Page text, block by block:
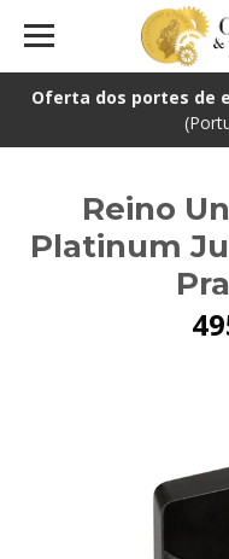
Oferta dos portes de
Reino
Platinum